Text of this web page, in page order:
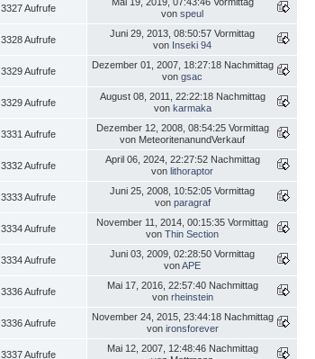
3327 Aufrufe
von speul
3328 Aufrufe
Juni 29, 2013, 08:50:57 Vormittag
von Inseki 94
3329 Aufrufe
Dezember 01, 2007, 18:27:18 Nachmittag
von gsac
3329 Aufrufe
August 08, 2011, 22:22:18 Nachmittag
von karmaka
3331 Aufrufe
Dezember 12, 2008, 08:54:25 Vormittag
von MeteoritenanundVerkauf
3332 Aufrufe
April 06, 2024, 22:27:52 Nachmittag
von lithoraptor
3333 Aufrufe
Juni 25, 2008, 10:52:05 Vormittag
von paragraf
3334 Aufrufe
November 11, 2014, 00:15:35 Vormittag
von Thin Section
3334 Aufrufe
Juni 03, 2009, 02:28:50 Vormittag
vonAPE
3336 Aufrufe
Mai 17, 2016, 22:57:40 Nachmittag
von rheinstein
3336 Aufrufe
November 24, 2015, 23:44:18 Nachmittag
von ironsforever
3337 Aufrufe
Mai 12, 2007, 12:48:46 Nachmittag